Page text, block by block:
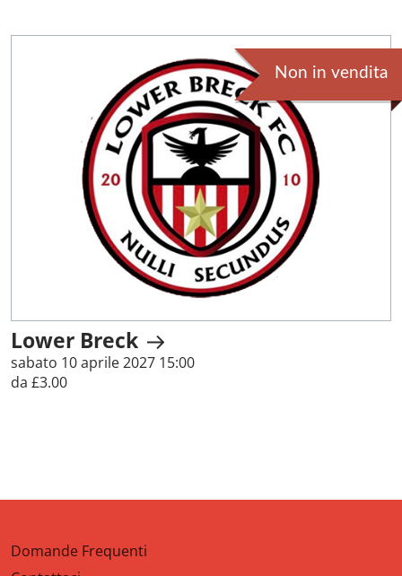
Non in vendita
Lower Breck
sabato 10 aprile 2027 15:00
da £3.00
Domande Frequenti